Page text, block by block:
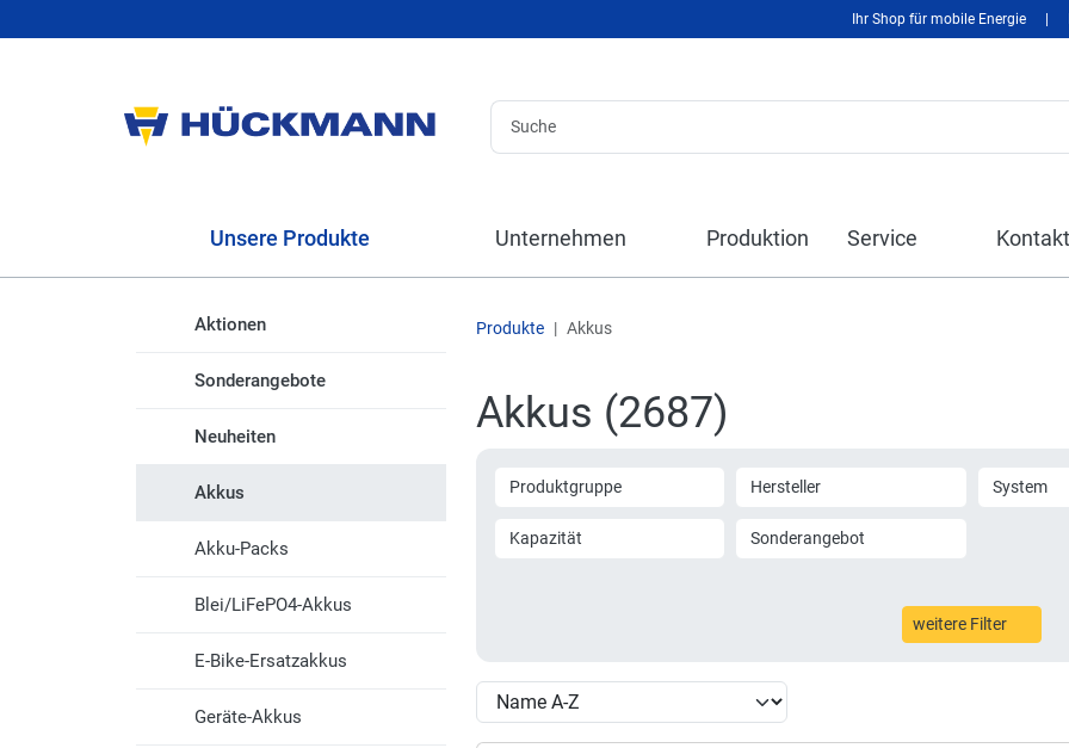
Ihr Shop für mobile Energie
Unsere Produkte Unternehmen Produktion Service Kontakt
Aktionen
Sonderangebote
Neuheiten
Akkus
Akku-Packs
Blei/LiFePO4-Akkus
E-Bike-Ersatzakkus
Geräte-Akkus
Produkte Akkus
Akkus (2687)
Produktgruppe Hersteller System
Kapazität Sonderangebot
weitere Filter